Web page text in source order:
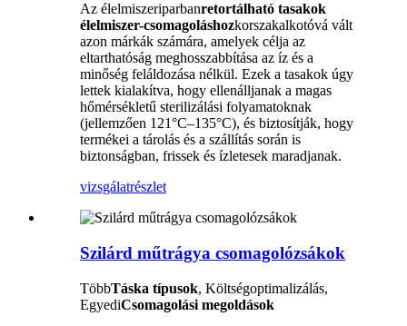
Az élelmiszeriparbanretortálható tasakok
élelmiszer-csomagoláshozkorszakalkotóvá vált
azon márkák számára, amelyek célja az
eltarthatóság meghosszabbítása az íz és a
minőség feláldozása nélkül. Ezek a tasakok úgy
lettek kialakítva, hogy ellenálljanak a magas
hőmérsékletű sterilizálási folyamatoknak
(jellemzően 121°C–135°C), és biztosítják, hogy
termékei a tárolás és a szállítás során is
biztonságban, frissek és ízletesek maradjanak.
vizsgálatrészlet
Szilárd műtrágya csomagolózsákok
TöbbTáska típusok, Költségoptimalizálás,
EgyediCsomagolási megoldások